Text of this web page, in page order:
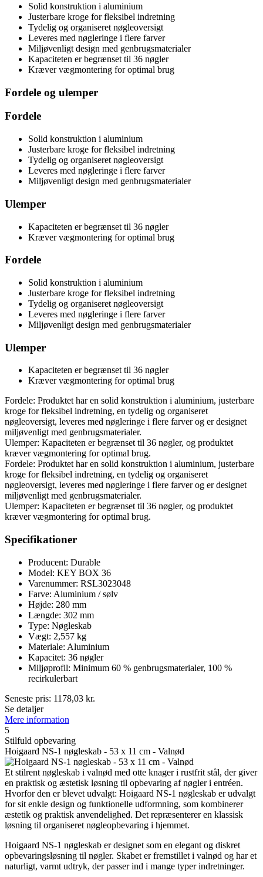
Solid konstruktion i aluminium
Justerbare kroge for fleksibel indretning
Tydelig og organiseret nøgleoversigt
Leveres med nøgleringe i flere farver
Miljøvenligt design med genbrugsmaterialer
Kapaciteten er begrænset til 36 nøgler
Kræver vægmontering for optimal brug
Fordele og ulemper
Fordele
Solid konstruktion i aluminium
Justerbare kroge for fleksibel indretning
Tydelig og organiseret nøgleoversigt
Leveres med nøgleringe i flere farver
Miljøvenligt design med genbrugsmaterialer
Ulemper
Kapaciteten er begrænset til 36 nøgler
Kræver vægmontering for optimal brug
Fordele
Solid konstruktion i aluminium
Justerbare kroge for fleksibel indretning
Tydelig og organiseret nøgleoversigt
Leveres med nøgleringe i flere farver
Miljøvenligt design med genbrugsmaterialer
Ulemper
Kapaciteten er begrænset til 36 nøgler
Kræver vægmontering for optimal brug
Fordele: Produktet har en solid konstruktion i aluminium, justerbare
kroge for fleksibel indretning, en tydelig og organiseret
nøgleoversigt, leveres med nøgleringe i flere farver og er designet
miljøvenligt med genbrugsmaterialer.
Ulemper: Kapaciteten er begrænset til 36 nøgler, og produktet
kræver vægmontering for optimal brug.
Fordele: Produktet har en solid konstruktion i aluminium, justerbare
kroge for fleksibel indretning, en tydelig og organiseret
nøgleoversigt, leveres med nøgleringe i flere farver og er designet
miljøvenligt med genbrugsmaterialer.
Ulemper: Kapaciteten er begrænset til 36 nøgler, og produktet
kræver vægmontering for optimal brug.
Specifikationer
Producent: Durable
Model: KEY BOX 36
Varenummer: RSL3023048
Farve: Aluminium / sølv
Højde: 280 mm
Længde: 302 mm
Type: Nøgleskab
Vægt: 2,557 kg
Materiale: Aluminium
Kapacitet: 36 nøgler
Miljøprofil: Minimum 60 % genbrugsmaterialer, 100 %
recirkulerbart
Seneste pris: 1178,03 kr.
Se detaljer
Mere information
5
Stilfuld opbevaring
Hoigaard NS-1 nøgleskab - 53 x 11 cm - Valnød
Et stilrent nøgleskab i valnød med otte knager i rustfrit stål, der giver
en praktisk og æstetisk løsning til opbevaring af nøgler i entréen.
Hvorfor den er blevet udvalgt: Hoigaard NS-1 nøgleskab er udvalgt
for sit enkle design og funktionelle udformning, som kombinerer
æstetik og praktisk anvendelighed. Det repræsenterer en klassisk
løsning til organiseret nøgleopbevaring i hjemmet.
Hoigaard NS-1 nøgleskab er designet som en elegant og diskret
opbevaringsløsning til nøgler. Skabet er fremstillet i valnød og har et
naturligt, varmt udtryk, der passer ind i mange typer indretninger.